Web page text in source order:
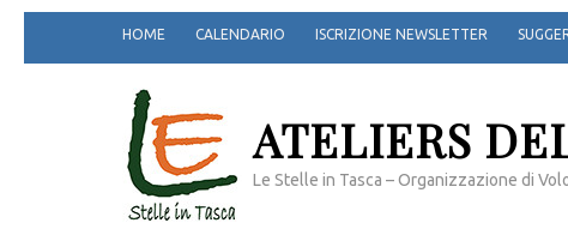
HOME CALENDARIO ISCRIZIONE NEWSLETTER
ATELIERS
Le Stelle in Tasca – Organizzazione di